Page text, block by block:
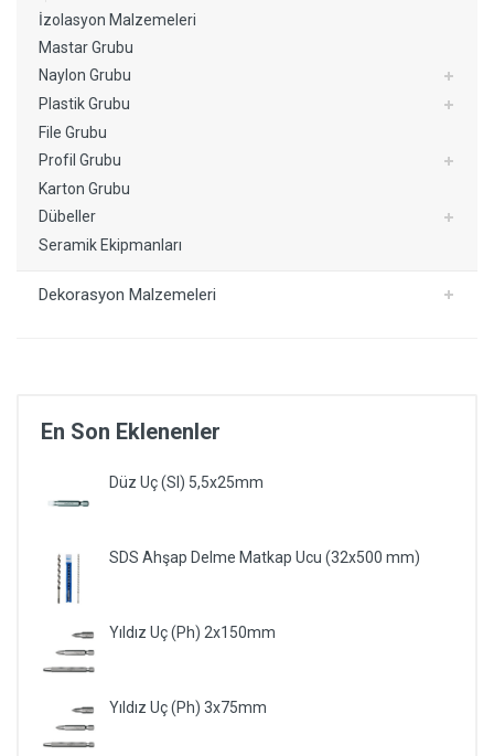
İzolasyon Malzemeleri
Mastar Grubu
Naylon Grubu
Plastik Grubu
File Grubu
Profil Grubu
Karton Grubu
Dübeller
Seramik Ekipmanları
Dekorasyon Malzemeleri
En Son Eklenenler
Düz Uç (Sl) 5,5x25mm
SDS Ahşap Delme Matkap Ucu (32x500 mm)
Yıldız Uç (Ph) 2x150mm
Yıldız Uç (Ph) 3x75mm